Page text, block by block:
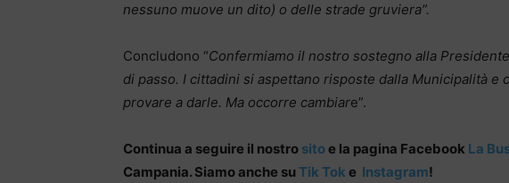
nessuno muove un dito) o delle strade gruviera”.
Concludono “Confermiamo il nostro sostegno alla
di passo. I cittadini si aspettano risposte dalla Municipalità e
provare a darle. Ma occorre cambiare”.
Continua a seguire il nostro sitoe la pagina Facebook La
Campania. Siamo anche suTik Tok e Instagram!